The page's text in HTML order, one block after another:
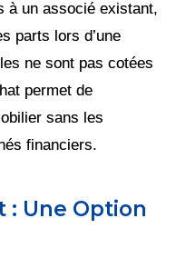
à un associé existant,
parts lors d’une
ne sont pas cotées
permet de
sans les
financiers.
: Une Option